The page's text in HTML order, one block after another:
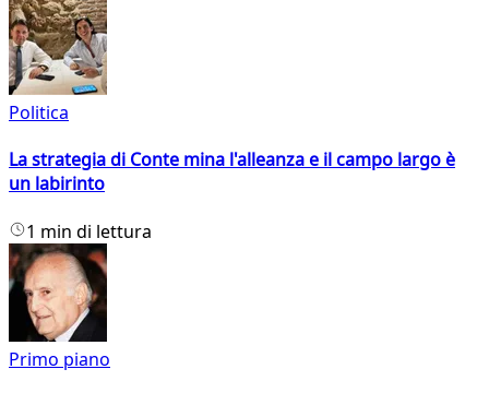
Politica
La strategia di Conte mina l'alleanza e il campo largo è
un labirinto
1 min di lettura
Primo piano